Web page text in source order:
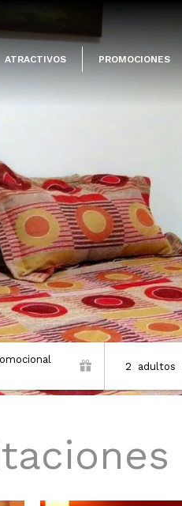
ATRACTIVOS PROMOCIONES
2 adultos